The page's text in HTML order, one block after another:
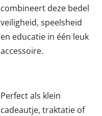
combineert deze bedel
veiligheid, speelsheid
en educatie in één leuk
accessoire.
Perfect als klein
cadeautje, traktatie of